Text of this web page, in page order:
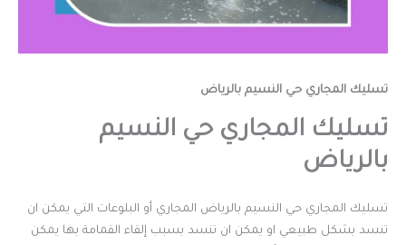
تسليك المجاري حي النسيم بالرياض
تسليك المجاري حي النسيم
بالرياض
تسليك المجاري حي النسيم بالرياض المجاري أو البلوعات التي يمكن ان
تنسد بشكل طبيعي او يمكن ان تنسد بسبب إلقاء القمامة بها يمكن